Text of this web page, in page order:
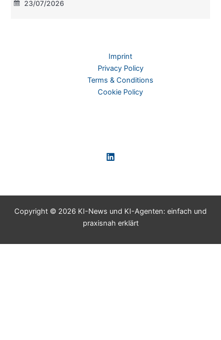
23/07/2026
Imprint
Privacy Policy
Terms & Conditions
Cookie Policy
Copyright © 2026 KI-News und KI-Agenten: einfach und
praxisnah erklärt